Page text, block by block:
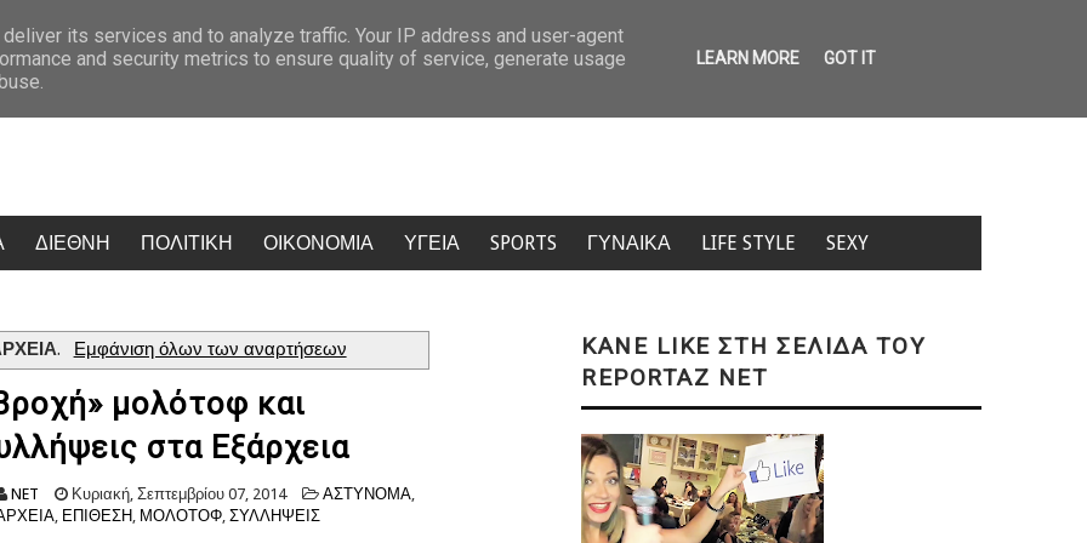
πυρά από ΠΑΣΟΚ, ΕΛΑΣ, ΣΥΡΙΖΑ και Νέα Αριστερα Σάλος στην Κρήτη: Τουρίστας ρώτησε πόσο κοστίζει ανήλικο κορίτσι – «Πόσα θέλεις;»
ΔΙΕΘΝΗ ΠΟΛΙΤΙΚΗ ΟΙΚΟΝΟΜΙΑ ΥΓΕΙΑ SPORTS ΓΥΝΑΙΚΑ LIFE STYLE SEXY
. Εμφάνιση όλων των αναρτήσεων
μολότοφ και
στα Εξάρχεια
NET Κυριακή, Σεπτεμβρίου 07, 2014 ΑΣΤΥΝΟΜΑ,
, ΕΠΙΘΕΣΗ, ΜΟΛΟΤΟΦ, ΣΥΛΛΗΨΕΙΣ
KANE LIKE ΣΤΗ ΣΕΛΙΔΑ ΤΟΥ
REPORTAZ NET
its services and to analyze traffic. Your IP address and user-agent
and security metrics to ensure quality of service, generate usage
LEARN MORE GOT IT